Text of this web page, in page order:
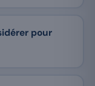
pour